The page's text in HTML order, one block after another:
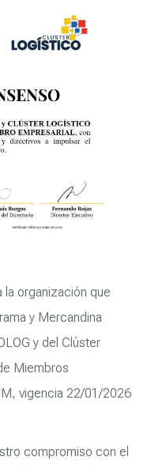
organización que
y Mercandina
y del Clúster
Miembros
vigencia 22/01/2026
compromiso con el